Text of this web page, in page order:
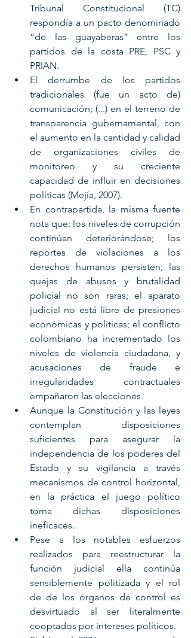
Tribunal Constitucional (TC)
respondía a un pacto denominado
“de las guayaberas” entre los
partidos de la costa PRE, PSC y
PRIAN.
El derrumbe de los partidos
tradicionales (fue un acto de)
comunicación; (...) en el terreno de
transparencia gubernamental, con
el aumento en la cantidad y calidad
de organizaciones civiles de
monitoreo y su creciente
capacidad de influir en decisiones
políticas (Mejía, 2007).
En contrapartida, la misma fuente
nota que: los niveles de corrupción
continúan deteriorándose; los
reportes de violaciones a los
derechos humanos persisten; las
quejas de abusos y brutalidad
policial no son raras; el aparato
judicial no está libre de presiones
económicas y políticas; el conflicto
colombiano ha incrementado los
niveles de violencia ciudadana, y
acusaciones de fraude e
irregularidades contractuales
empañaron las elecciones.
Aunque la Constitución y las leyes
contemplan disposiciones
suficientes para asegurar la
independencia de los poderes del
Estado y su vigilancia a través
mecanismos de control horizontal,
en la práctica el juego político
torna dichas disposiciones
ineficaces.
Pese a los notables esfuerzos
realizados para reestructurar la
función judicial ella continúa
sensiblemente politizada y el rol
de de los órganos de control es
desvirtuado al ser literalmente
cooptados por intereses políticos.